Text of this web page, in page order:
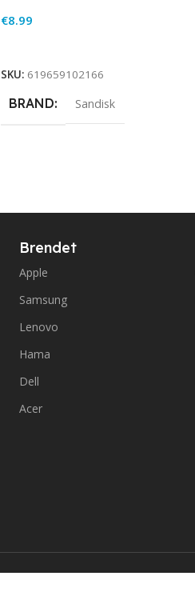
€8.99
SKU: 619659102166
BRAND Sandisk
Brendet
Apple
Samsung
Lenovo
Hama
Dell
Acer